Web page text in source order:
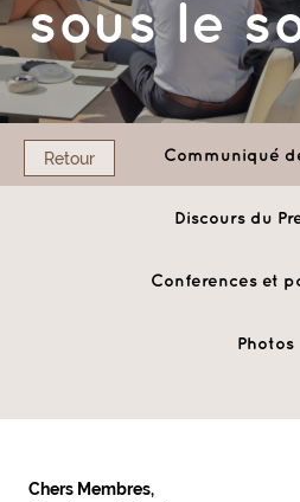
sous le
Retour Communiqué
Discours du
Conferences et
Photos
Chers Membres,